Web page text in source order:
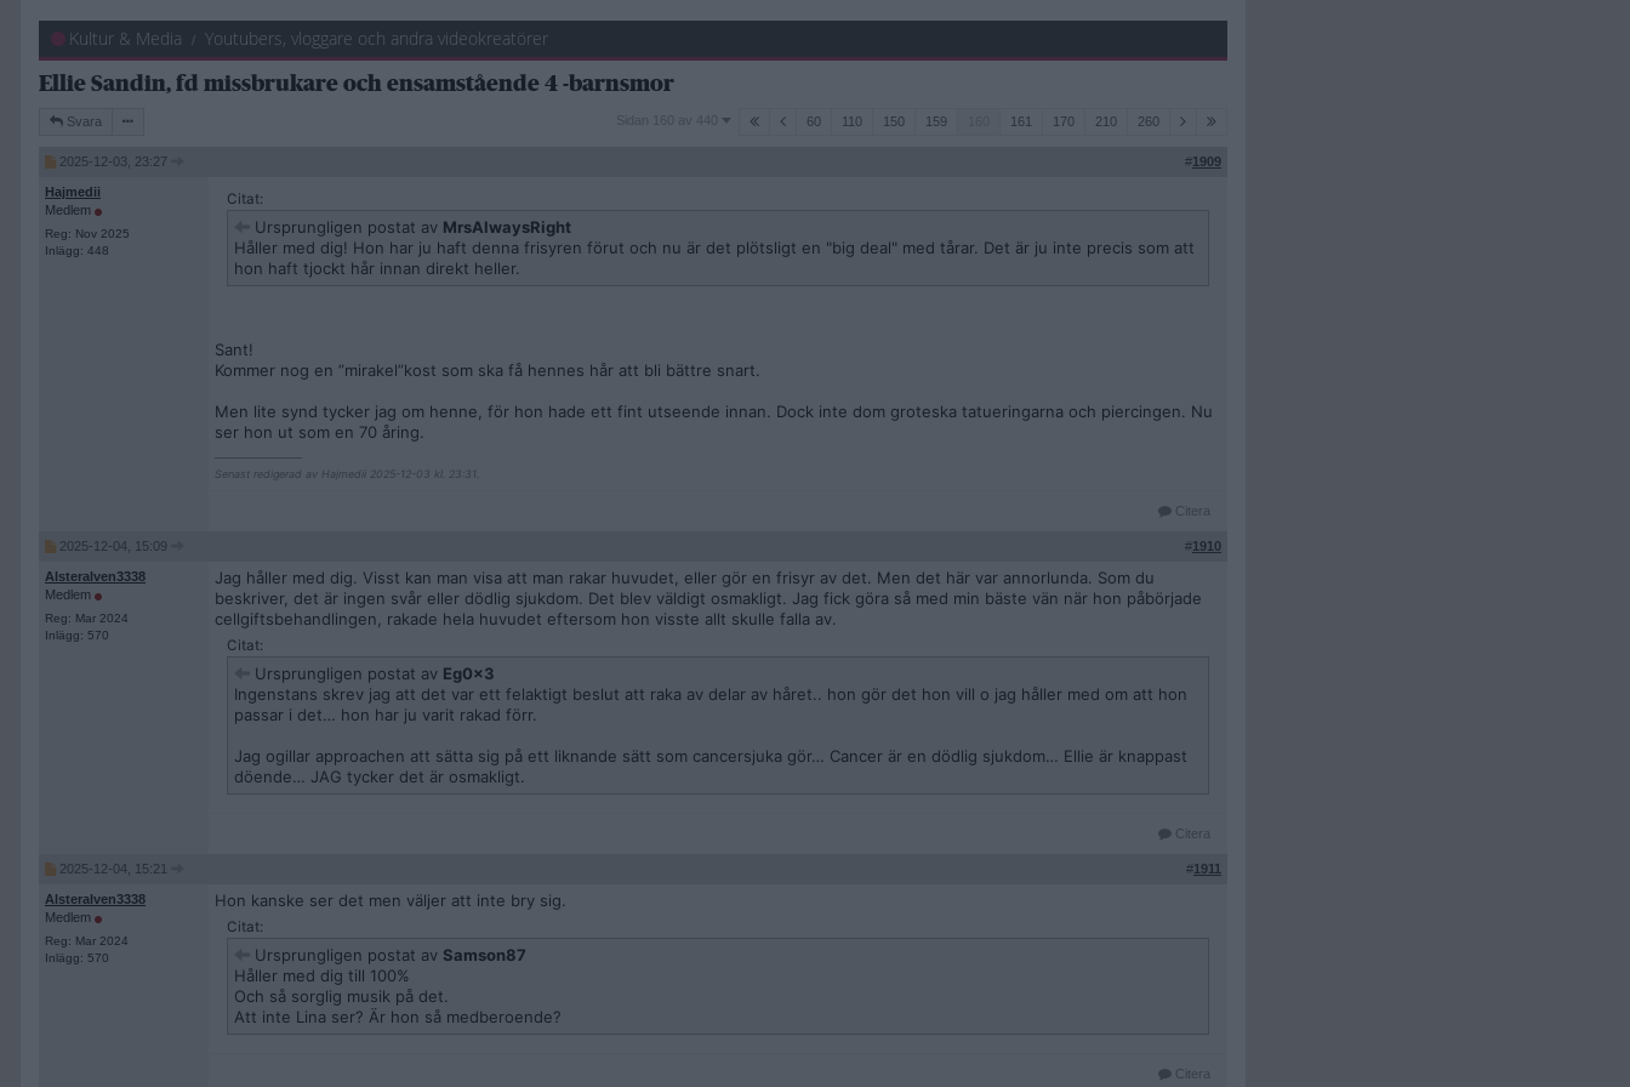
Kultur & Media Youtubers, vloggare och andra videokreatörer
Ellie Sandin, fd missbrukare och ensamstående 4 -barnsmor
Svara
Sidan
Sidan 160 av 440 60 110 150 159 161 170 210 260
2025-12-03, 23:27 #1909
Hajmedii
Medlem
Reg: Nov 2025
Inlägg: 448
Citat:
Ursprungligen postat av MrsAlwaysRight
Håller med dig! Hon har ju haft denna frisyren förut och nu är det plötsligt en "big deal" med tårar. Det är ju inte precis som att
hon haft tjockt hår innan direkt heller.
Sant!
Kommer nog en ”mirakel”kost som ska få hennes hår att bli bättre snart.
Men lite synd tycker jag om henne, för hon hade ett fint utseende innan. Dock inte dom groteska tatueringarna och piercingen. Nu
ser hon ut som en 70 åring.
Senast redigerad av Hajmedii 2025-12-03 kl. 23:31.
Citera
2025-12-04, 15:09 #1910
Alsteralven3338
Medlem
Reg: Mar 2024
Inlägg: 570
Jag håller med dig. Visst kan man visa att man rakar huvudet, eller gör en frisyr av det. Men det här var annorlunda. Som du
beskriver, det är ingen svår eller dödlig sjukdom. Det blev väldigt osmakligt. Jag fick göra så med min bäste vän när hon påbörjade
cellgiftsbehandlingen, rakade hela huvudet eftersom hon visste allt skulle falla av.
Citat:
Ursprungligen postat av Eg0x3
Ingenstans skrev jag att det var ett felaktigt beslut att raka av delar av håret.. hon gör det hon vill o jag håller med om att hon
passar i det… hon har ju varit rakad förr.
Jag ogillar approachen att sätta sig på ett liknande sätt som cancersjuka gör… Cancer är en dödlig sjukdom… Ellie är knappast
döende… JAG tycker det är osmakligt.
Citera
2025-12-04, 15:21 #1911
Alsteralven3338
Medlem
Reg: Mar 2024
Inlägg: 570
Hon kanske ser det men väljer att inte bry sig.
Citat:
Ursprungligen postat av Samson87
Håller med dig till 100%
Och så sorglig musik på det.
Att inte Lina ser? Är hon så medberoende?
Citera